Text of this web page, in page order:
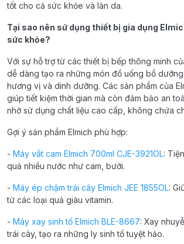
tốt cho cả sức khỏe và làn da.
Tại sao nên sử dụng thiết bị gia dụng
sức khỏe?
Với sự hỗ trợ từ các thiết bị bếp thông minh
dễ dàng tạo ra những món đồ uống bổ
hương vị và dinh dưỡng. Các sản phẩm của
giúp tiết kiệm thời gian mà còn đảm bảo an
nhờ sử dụng chất liệu cao cấp, không chứa
Gợi ý sản phẩm Elmich phù hợp:
- Máy vắt cam Elmich 700ml CJE-3921OL:
quả nhiều nước như cam, bưởi.
- Máy ép chậm trái cây Elmich JEE 1855OL:
từ các loại quả giàu vitamin.
- Máy xay sinh tố Elmich BLE-8667: Xay
trái cây, tạo ra những ly sinh tố tuyệt hảo.